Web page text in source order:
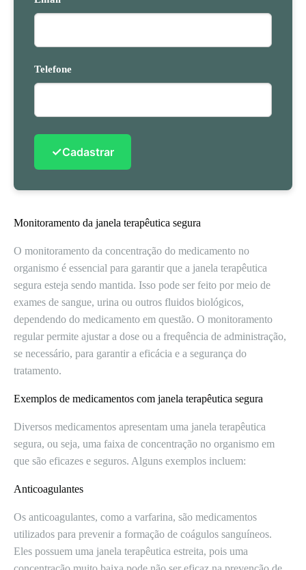
Telefone
✓Cadastrar
Monitoramento da janela terapêutica segura
O monitoramento da concentração do medicamento no
organismo é essencial para garantir que a janela terapêutica
segura esteja sendo mantida. Isso pode ser feito por meio de
exames de sangue, urina ou outros fluidos biológicos,
dependendo do medicamento em questão. O monitoramento
regular permite ajustar a dose ou a frequência de administração,
se necessário, para garantir a eficácia e a segurança do
tratamento.
Exemplos de medicamentos com janela terapêutica segura
Diversos medicamentos apresentam uma janela terapêutica
segura, ou seja, uma faixa de concentração no organismo em
que são eficazes e seguros. Alguns exemplos incluem:
Anticoagulantes
Os anticoagulantes, como a varfarina, são medicamentos
utilizados para prevenir a formação de coágulos sanguíneos.
Eles possuem uma janela terapêutica estreita, pois uma